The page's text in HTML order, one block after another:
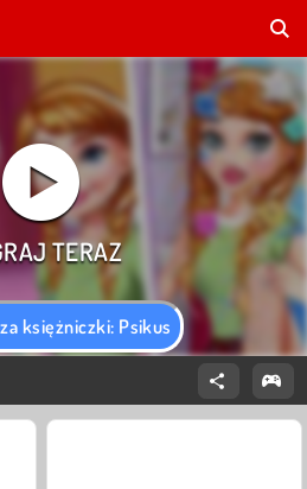
księżniczki: Psikus